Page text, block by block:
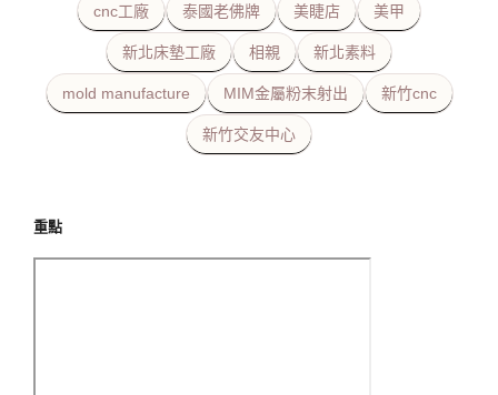
cnc工廠 泰國老佛牌 美睫店 美甲
新北床墊工廠 相親 新北素料
mold manufacture MIM金屬粉末射出 新竹cnc
新竹交友中心
重點